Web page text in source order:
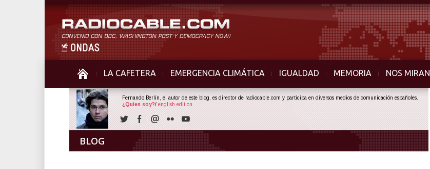
LA CAFETERA EMERGENCIA CLIMÁTICA IGUALDAD MEMORIA NOS MIRAN
BLOG
Fernando Berlín, el autor de este blog, es director de radiocable.com y participa en diversos medios de comunicación españoles.
¿Quien soy?/ english edition.